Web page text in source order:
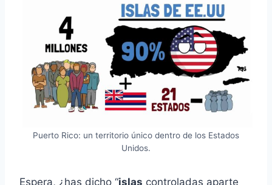
Puerto Rico: un territorio único dentro de los Estados
Unidos.
Espera, ¿has dicho “islas controladas aparte